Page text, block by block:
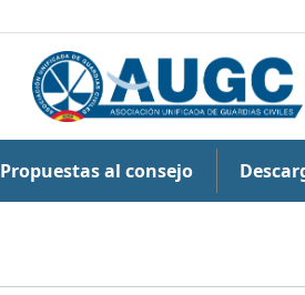
Propuestas al consejo